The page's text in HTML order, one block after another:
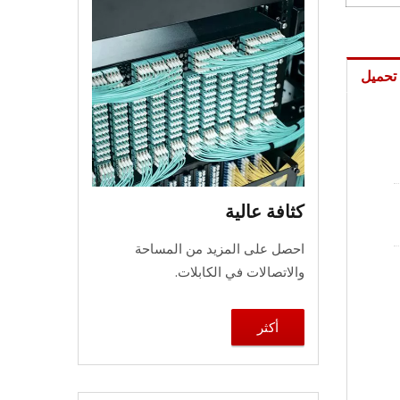
كثافة عالية
احصل على المزيد من المساحة
والاتصالات في الكابلات.
أكثر
تحميل